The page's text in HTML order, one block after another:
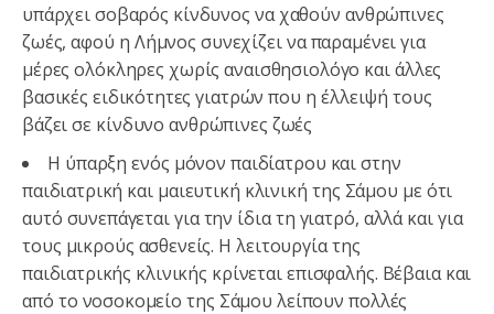
υπάρχει σοβαρός κίνδυνος να χαθούν ανθρώπινες
ζωές, αφού η Λήμνος συνεχίζει να παραμένει για
μέρες ολόκληρες χωρίς αναισθησιολόγο και άλλες
βασικές ειδικότητες γιατρών που η έλλειψή τους
βάζει σε κίνδυνο ανθρώπινες ζωές
Η ύπαρξη ενός μόνον παιδίατρου και στην
παιδιατρική και μαιευτική κλινική της Σάμου με ότι
αυτό συνεπάγεται για την ίδια τη γιατρό, αλλά και για
τους μικρούς ασθενείς. Η λειτουργία της
παιδιατρικής κλινικής κρίνεται επισφαλής. Βέβαια και
από το νοσοκομείο της Σάμου λείπουν πολλές